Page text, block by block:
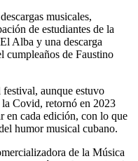
musicales,
de estudiantes de la
Alba y una descarga
cumpleaños de Faustino
aunque estuvo
Covid, retornó en 2023
en cada edición, con lo que
humor musical cubano.
de la Música